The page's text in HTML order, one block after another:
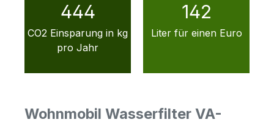
444
CO2 Einsparung in kg
pro Jahr
142
Liter für einen Euro
Wohnmobil Wasserfilter VA-